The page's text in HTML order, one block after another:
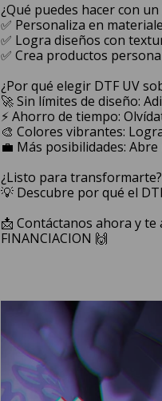
¿Qué puedes hacer con un
✅ Personaliza en
✅ Logra diseños con
✅ Crea productos
¿Por qué elegir DTF UV
🚀 Sin límites de diseño:
⚡ Ahorro de tiempo:
🎨 Colores vibrantes:
💼 Más posibilidades:
¿Listo para transformarte?
💡 Descubre por qué el
📩 Contáctanos ahora y
FINANCIACION 🙌